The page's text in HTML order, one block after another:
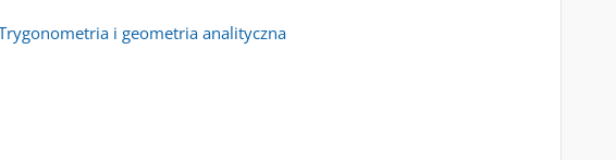
i geometria analityczna